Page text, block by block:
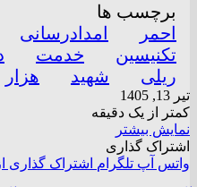
برچسب ها
احمر
امدادرسانی
تکنیسین
خدمت
ریلی
شهید هزار
تیر 13, 1405
کمتر از یک دقیقه
نمایش بیشتر
اشتراک گذاری
واتس آپ تلگرام اشتراک گذاری